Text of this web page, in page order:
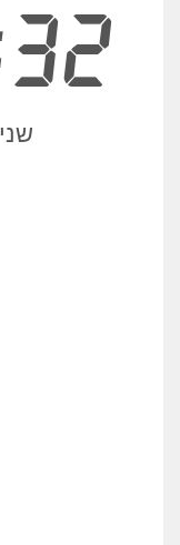
שני 10 אוגוסט 2026